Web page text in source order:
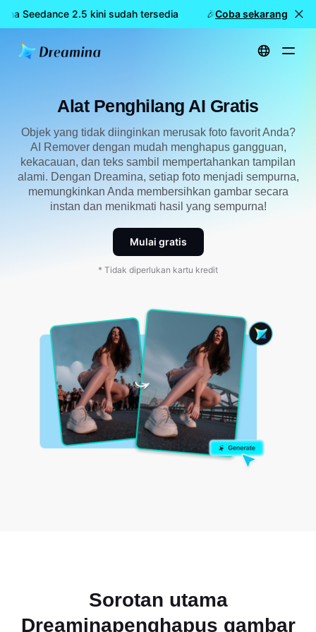
Seedance 2.5 kini sudah tersedia 🎉 Model baru LIVE:
Coba sekarang
Beranda Alat Alat Penghilang AI Gratis
Alat Penghilang AI Gratis
Objek yang tidak diinginkan merusak foto favorit Anda?
AI Remover dengan mudah menghapus gangguan,
kekacauan, dan teks sambil mempertahankan tampilan
alami. Dengan Dreamina, setiap foto menjadi sempurna,
memungkinkan Anda membersihkan gambar secara
instan dan menikmati hasil yang sempurna!
Mulai gratis
* Tidak diperlukan kartu kredit
Sorotan utama
Dreaminapenghapus gambar